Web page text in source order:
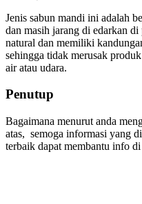
Jenis sabun mandi ini adalah
dan masih jarang di edarkan
natural dan memiliki
sehingga tidak merusak
air atau udara.
Penutup
Bagaimana menurut anda
atas, semoga informasi yang
terbaik dapat membantu info di